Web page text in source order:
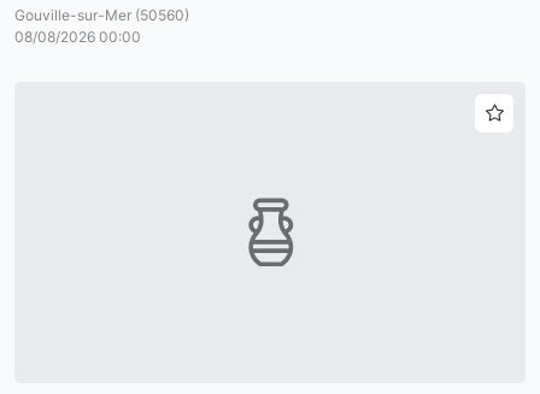
Gouville-sur-Mer (50560)
08/08/2026 00:00